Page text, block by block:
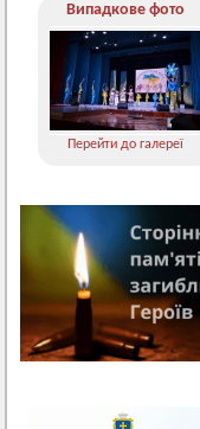
Випадкове фото
Перейти до галереї